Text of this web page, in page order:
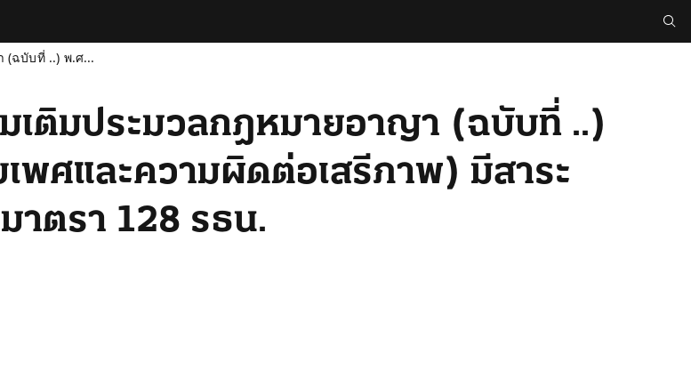
(ฉบับที่ ..) พ.ศ...
เติมประมวลกฎหมายอาญา (ฉบับที่ ..)
ศและความผิดต่อเสรีภาพ) มีสาระ
าตรา 128 รธน.